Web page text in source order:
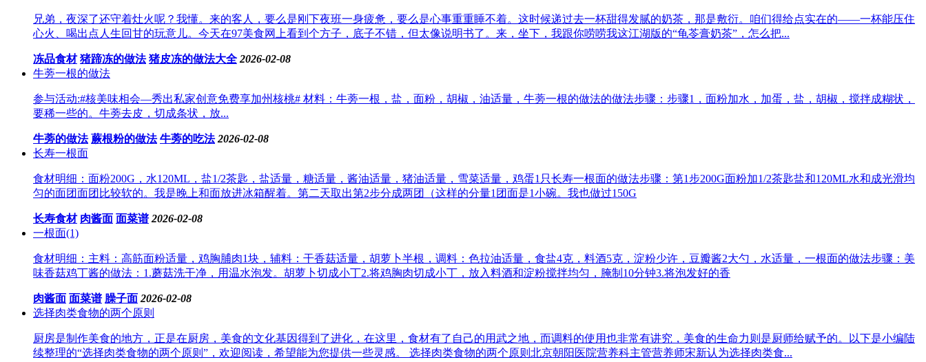
兄弟，夜深了还守着灶火呢？我懂。来的客人，要么是刚下夜班一身疲惫，要么是心事重重睡不着。这时候递过去一杯甜得发腻的奶茶，那是敷衍。咱们得给点实在的——一杯能压住
心火、喝出点人生回甘的玩意儿。今天在97美食网上看到个方子，底子不错，但太像说明书了。来，坐下，我跟你唠唠我这江湖版的“龟苓膏奶茶”，怎么把...
冻品食材 猪蹄冻的做法 猪皮冻的做法大全 2026-02-08
牛蒡一根的做法
参与活动:#核美味相会—秀出私家创意免费享加州核桃# 材料：牛蒡一根，盐，面粉，胡椒，油适量，牛蒡一根的做法的做法步骤：步骤1，面粉加水，加蛋，盐，胡椒，搅拌成糊状，
要稀一些的。牛蒡去皮，切成条状，放...
牛蒡的做法 蕨根粉的做法 牛蒡的吃法 2026-02-08
长寿一根面
食材明细：面粉200G，水120ML，盐1/2茶匙，盐适量，糖适量，酱油适量，猪油适量，雪菜适量，鸡蛋1只长寿一根面的做法步骤：第1步200G面粉加1/2茶匙盐和120ML水和成光滑均
匀的面团面团比较软的。我是晚上和面放进冰箱醒着。第二天取出第2步分成两团（这样的分量1团面是1小碗。我也做过150G
长寿食材 肉酱面 面菜谱 2026-02-08
一根面(1)
食材明细：主料：高筋面粉适量，鸡胸脯肉1块，辅料：干香菇适量，胡萝卜半根，调料：色拉油适量，食盐4克，料酒5克，淀粉少许，豆瓣酱2大勺，水适量，一根面的做法步骤：美
味香菇鸡丁酱的做法：1.蘑菇洗干净，用温水泡发。胡萝卜切成小丁2.将鸡胸肉切成小丁，放入料酒和淀粉搅拌均匀，腌制10分钟3.将泡发好的香
肉酱面 面菜谱 臊子面 2026-02-08
选择肉类食物的两个原则
厨房是制作美食的地方，正是在厨房，美食的文化基因得到了进化，在这里，食材有了自己的用武之地，而调料的使用也非常有讲究，美食的生命力则是厨师给赋予的。以下是小编陆
续整理的“选择肉类食物的两个原则”，欢迎阅读，希望能为您提供一些灵感。 选择肉类食物的两个原则北京朝阳医院营养科主管营养师宋新认为选择肉类食...